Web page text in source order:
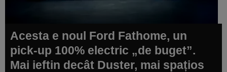
Acesta e noul Ford Fathome, un
pick-up 100% electric „de buget”.
Mai ieftin decât Duster, mai spațios